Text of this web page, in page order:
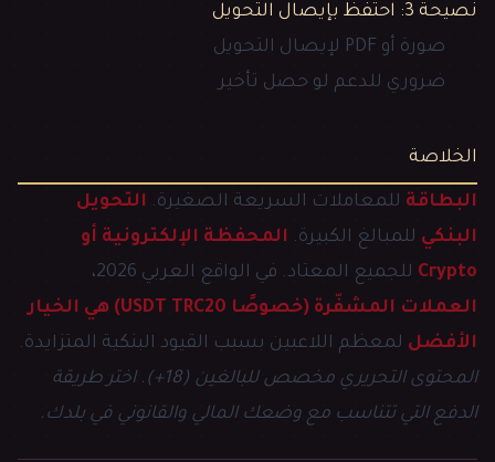
نصيحة 3: احتفظ بإيصال التحويل
صورة أو PDF لإيصال التحويل
ضروري للدعم لو حصل تأخير
الخلاصة
البطاقة للمعاملات السريعة الصغيرة. التحويل
البنكي للمبالغ الكبيرة. المحفظة الإلكترونية أو
Crypto للجميع المعتاد. في الواقع العربي 2026،
العملات المشفّرة (خصوصًا USDT TRC20) هي الخيار
الأفضل لمعظم اللاعبين بسبب القيود البنكية المتزايدة.
المحتوى التحريري مخصص للبالغين (18+). اختر طريقة
الدفع التي تتناسب مع وضعك المالي والقانوني في بلدك.